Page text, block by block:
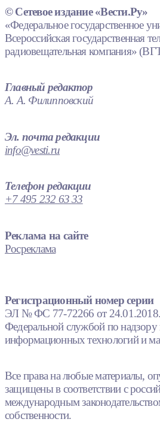
© Сетевое издание «Вести.Ру»
«Федеральное государственное
Всероссийская государственная
радиовещательная компания»
Главный редактор
А. А. Филипповский
Эл. почта редакции
info@vesti.ru
Телефон редакции
+7 495 232 63 33
Реклама на сайте
Росреклама
Регистрационный номер серии
ЭЛ № ФС 77-72266 от 24.01.2018.
Федеральной службой по надзору
информационных технологий и
Все права на любые материалы,
защищены в соответствии с
международным
собственности.